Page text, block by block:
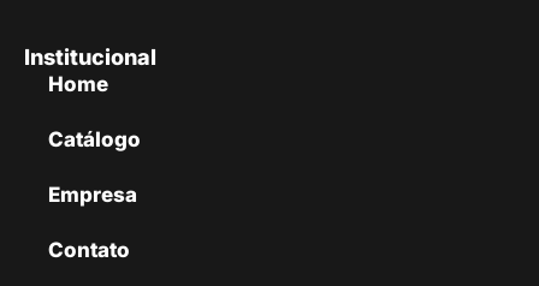
Institucional
Home
Catálogo
Empresa
Contato